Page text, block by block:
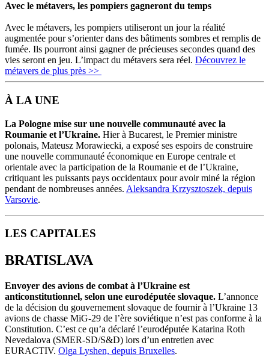
Avec le métavers, les pompiers gagneront du temps
Avec le métavers, les pompiers utiliseront un jour la réalité
augmentée pour s’orienter dans des bâtiments sombres et remplis de
fumée. Ils pourront ainsi gagner de précieuses secondes quand des
vies seront en jeu. L’impact du métavers sera réel. Découvrez le
métavers de plus près >>
À LA UNE
La Pologne mise sur une nouvelle communauté avec la
Roumanie et l’Ukraine. Hier à Bucarest, le Premier ministre
polonais, Mateusz Morawiecki, a exposé ses espoirs de construire
une nouvelle communauté économique en Europe centrale et
orientale avec la participation de la Roumanie et de l’Ukraine,
critiquant les puissants pays occidentaux pour avoir miné la région
pendant de nombreuses années. Aleksandra Krzysztoszek, depuis
Varsovie.
LES CAPITALES
BRATISLAVA
Envoyer des avions de combat à l’Ukraine est
anticonstitutionnel, selon une eurodéputée slovaque. L’annonce
de la décision du gouvernement slovaque de fournir à l’Ukraine 13
avions de chasse MiG-29 de l’ère soviétique n’est pas conforme à la
Constitution. C’est ce qu’a déclaré l’eurodéputée Katarina Roth
Nevedalova (SMER-SD/S&D) lors d’un entretien avec
EURACTIV. Olga Lyshen, depuis Bruxelles.